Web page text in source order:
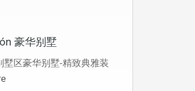
豪华别墅
区豪华别墅-精致典雅装